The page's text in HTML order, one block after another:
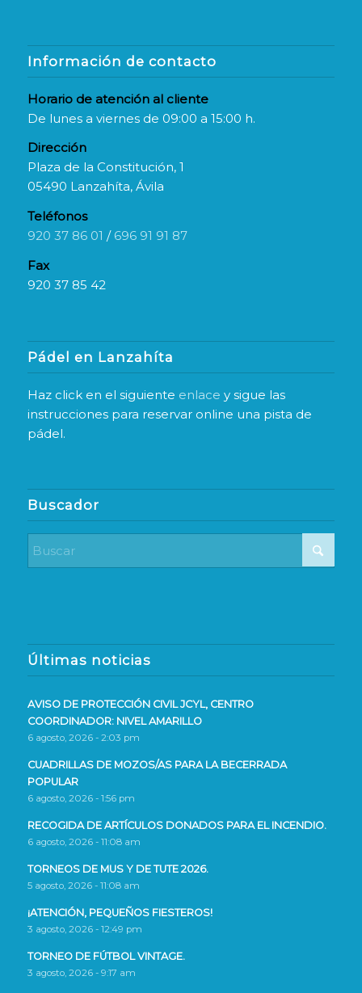
Información de contacto
Horario de atención al cliente
De lunes a viernes de 09:00 a 15:00 h.
Dirección
Plaza de la Constitución, 1
05490 Lanzahíta, Ávila
Teléfonos
920 37 86 01 / 696 91 91 87
Fax
920 37 85 42
Pádel en Lanzahíta
Haz click en el siguiente enlace y sigue las
instrucciones para reservar online una pista de
pádel.
Buscador
Últimas noticias
AVISO DE PROTECCIÓN CIVIL JCYL, CENTRO
COORDINADOR: NIVEL AMARILLO
6 agosto, 2026 - 2:03 pm
CUADRILLAS DE MOZOS/AS PARA LA BECERRADA
POPULAR
6 agosto, 2026 - 1:56 pm
RECOGIDA DE ARTÍCULOS DONADOS PARA EL INCENDIO.
6 agosto, 2026 - 11:08 am
TORNEOS DE MUS Y DE TUTE 2026.
5 agosto, 2026 - 11:08 am
¡ATENCIÓN, PEQUEÑOS FIESTEROS!
3 agosto, 2026 - 12:49 pm
TORNEO DE FÚTBOL VINTAGE.
3 agosto, 2026 - 9:17 am